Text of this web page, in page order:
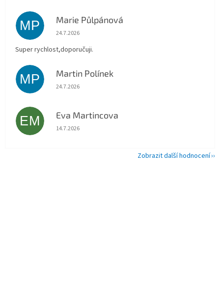
MP Marie Půlpánová
Hodnocení obchodu je 5 z 5 hvězdiček.
24.7.2026
Super rychlost,doporučuji.
MP Martin Polínek
Hodnocení obchodu je 5 z 5 hvězdiček.
24.7.2026
EM Eva Martincova
Hodnocení obchodu je 5 z 5 hvězdiček.
14.7.2026
Zobrazit další hodnocení